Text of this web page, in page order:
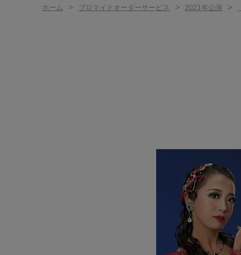
ホーム > ブロマイドオーダーサービス > 2021年公演 >